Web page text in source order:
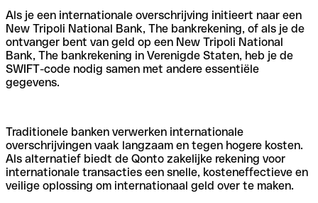
Als je een internationale overschrijving initieert naar een
New Tripoli National Bank, The bankrekening, of als je de
ontvanger bent van geld op een New Tripoli National
Bank, The bankrekening in Verenigde Staten, heb je de
SWIFT-code nodig samen met andere essentiële
gegevens.
Traditionele banken verwerken internationale
overschrijvingen vaak langzaam en tegen hogere kosten.
Als alternatief biedt de Qonto zakelijke rekening voor
internationale transacties een snelle, kosteneffectieve en
veilige oplossing om internationaal geld over te maken.